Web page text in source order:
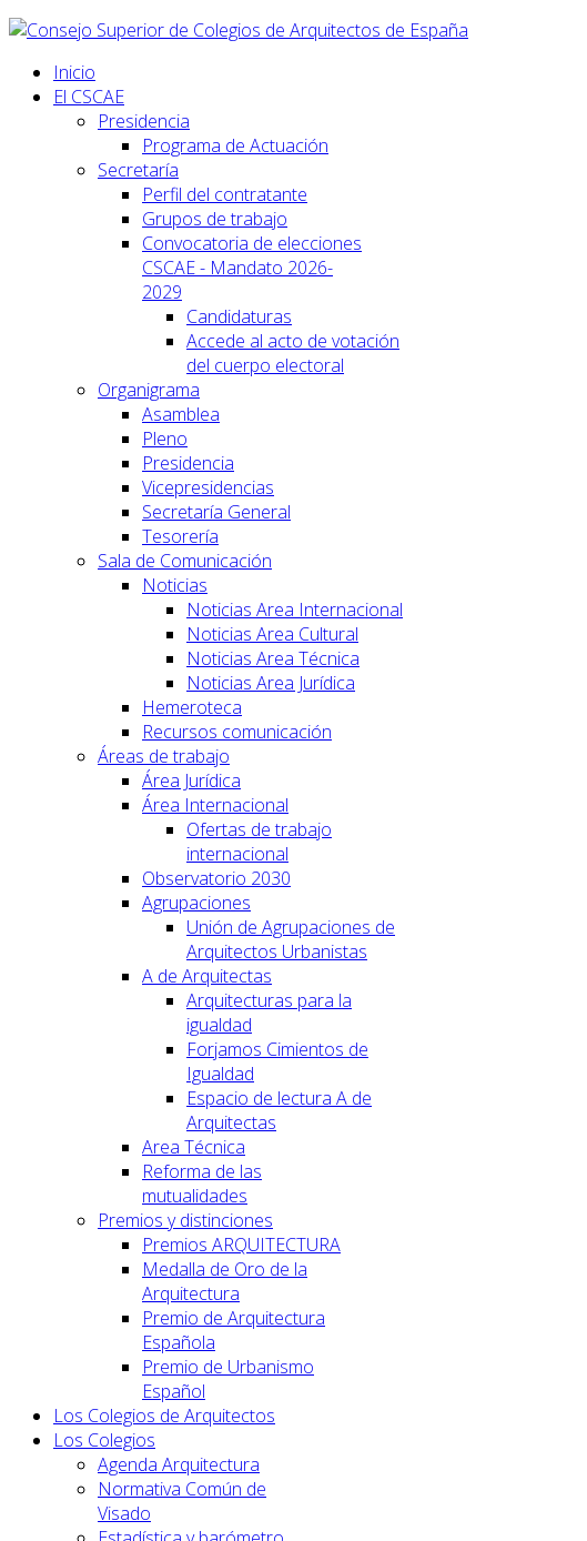
Inicio
El CSCAE
Presidencia
Programa de Actuación
Secretaría
Perfil del contratante
Grupos de trabajo
Convocatoria de elecciones
CSCAE - Mandato 2026-
2029
Candidaturas
Accede al acto de votación
del cuerpo electoral
Organigrama
Asamblea
Pleno
Presidencia
Vicepresidencias
Secretaría General
Tesorería
Sala de Comunicación
Noticias
Noticias Area Internacional
Noticias Area Cultural
Noticias Area Técnica
Noticias Area Jurídica
Hemeroteca
Recursos comunicación
Áreas de trabajo
Área Jurídica
Área Internacional
Ofertas de trabajo
internacional
Observatorio 2030
Agrupaciones
Unión de Agrupaciones de
Arquitectos Urbanistas
A de Arquitectas
Arquitecturas para la
igualdad
Forjamos Cimientos de
Igualdad
Espacio de lectura A de
Arquitectas
Area Técnica
Reforma de las
mutualidades
Premios y distinciones
Premios ARQUITECTURA
Medalla de Oro de la
Arquitectura
Premio de Arquitectura
Española
Premio de Urbanismo
Español
Los Colegios de Arquitectos
Los Colegios
Agenda Arquitectura
Normativa Común de
Visado